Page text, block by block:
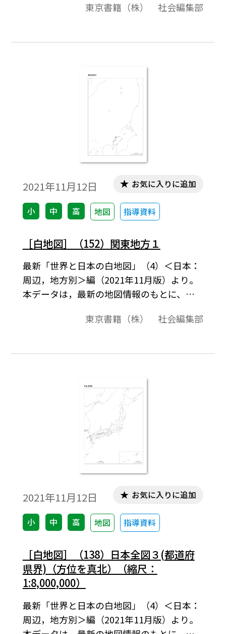
ト作成やワークシート作成などで，自由に
東京書籍（株） 社会編集部
2021年11月12日
小 中 高 地図 指導資料
お気に入りに追加
［白地図］（152）関東地方１
最新「世界と日本の白地図」（4）＜日本：
周辺，地方別＞編（2021年11月版）より。
本データは，最新の地図情報のもとに、高
ト作成やワークシート作成などで，自由に
東京書籍（株） 社会編集部
2021年11月12日
小 中 高 地図 指導資料
お気に入りに追加
［白地図］（138）日本全図３(都道府
県界)（方位を真北）（縮尺：
1:8,000,000）
最新「世界と日本の白地図」（4）＜日本：
周辺，地方別＞編（2021年11月版）より。